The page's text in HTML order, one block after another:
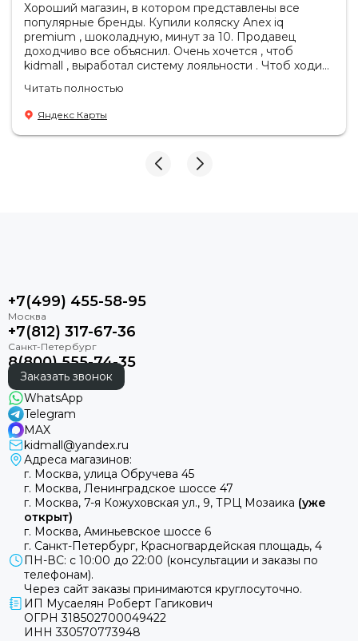
Хороший магазин, в котором представлены все
популярные бренды. Купили коляску Anex iq
premium , шоколадную, минут за 10. Продавец
доходчиво все объяснил. Очень хочется , чтоб
kidmall , выработал систему лояльности . Чтоб ходить
Читать полностью
Яндекс Карты
+7(499) 455-58-95
+7(812) 317-67-36
8(800) 555-74-35
Заказать звонок
WhatsApp
Telegram
MAX
kidmall@yandex.ru
Адреса магазинов:
г. Москва, улица Обручева 45
г. Москва, Ленинградское шоссе 47
г. Москва, 7-я Кожуховская ул., 9, ТРЦ Мозаика (уже
открыт)
г. Москва, Аминьевское шоссе 6
г. Санкт-Петербург, Красногвардейская площадь, 4
ПН-ВС: с 10:00 до 22:00 (консультации и заказы по
телефонам).
Через сайт заказы принимаются круглосуточно.
ИП Мусаелян Роберт Гагикович
ОГРН 318502700049422
ИНН 330570773948